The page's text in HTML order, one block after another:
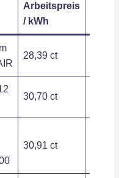
Arbeitspreis
/ kWh
28,39 ct
30,70 ct
30,91 ct